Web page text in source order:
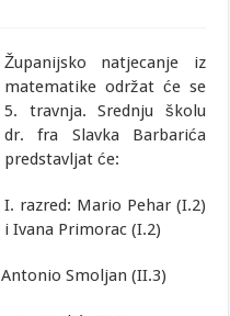
Županijsko natjecanje iz
matematike održat će se
5. travnja. Srednju školu
dr. fra Slavka Barbarića
predstavljat će:
I. razred: Mario Pehar (I.2)
i Ivana Primorac (I.2)
Smoljan (II.3)